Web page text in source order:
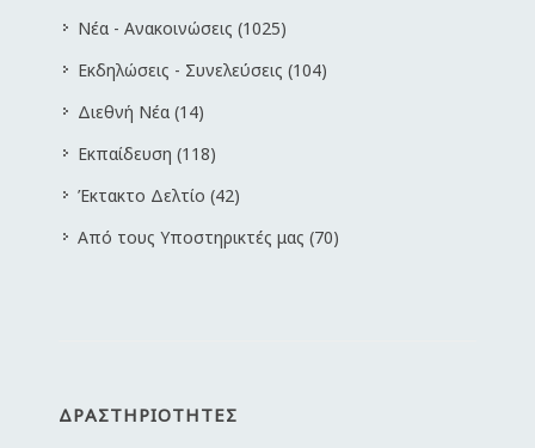
Νέα - Ανακοινώσεις (1025)
Εκδηλώσεις - Συνελεύσεις (104)
Διεθνή Νέα (14)
Εκπαίδευση (118)
Έκτακτο Δελτίο (42)
Από τους Υποστηρικτές μας (70)
ΔΡΑΣΤΗΡΙΌΤΗΤΕΣ